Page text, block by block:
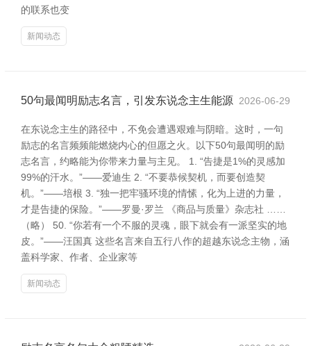
的联系也变
新闻动态
50句最闻明励志名言，引发东说念主生能源 2026-06-29
在东说念主生的路径中，不免会遭遇艰难与阴暗。这时，一句
励志的名言频频能燃烧内心的但愿之火。以下50句最闻明的励
志名言，约略能为你带来力量与主见。 1. “告捷是1%的灵感加
99%的汗水。”——爱迪生 2. “不要恭候契机，而要创造契
机。”——培根 3. “独一把牢骚环境的情愫，化为上进的力量，
才是告捷的保险。”——罗曼·罗兰 《商品与质量》杂志社 ……
（略） 50. “你若有一个不服的灵魂，眼下就会有一派坚实的地
皮。”——汪国真 这些名言来自五行八作的超越东说念主物，涵
盖科学家、作者、企业家等
新闻动态